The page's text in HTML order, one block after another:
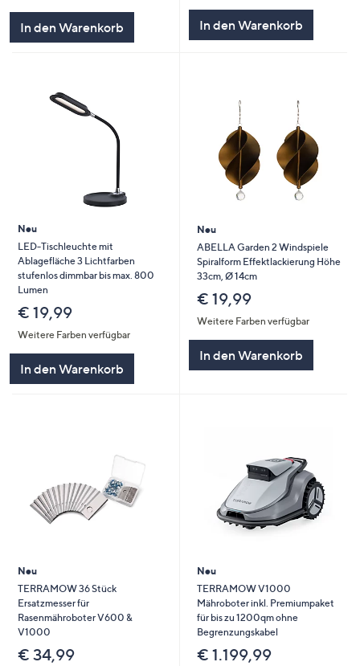
In den Warenkorb In den Warenkorb
Neu
LED-Tischleuchte mit
Ablagefläche 3 Lichtfarben
stufenlos dimmbar bis max. 800
Lumen
€ 19,99
Weitere Farben verfügbar
In den Warenkorb
Neu
ABELLA Garden 2 Windspiele
Spiralform Effektlackierung Höhe
33cm, Ø 14cm
€ 19,99
Weitere Farben verfügbar
In den Warenkorb
Neu
TERRAMOW 36 Stück
Ersatzmesser für
Rasenmähroboter V600 &
V1000
€ 34,99
Neu
TERRAMOW V1000
Mähroboter inkl. Premiumpaket
für bis zu 1200qm ohne
Begrenzungskabel
€ 1.199,99